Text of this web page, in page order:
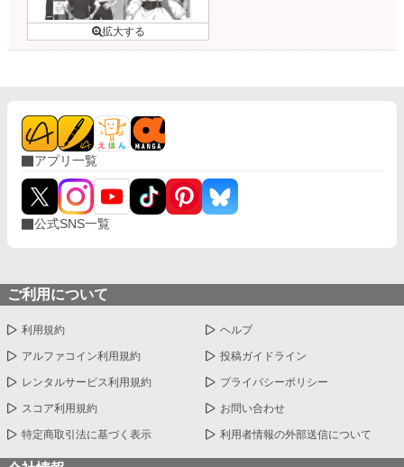
アプリ一覧
公式SNS一覧
ご利用について
利用規約 ヘルプ
アルファコイン利用規約 投稿ガイドライン
レンタルサービス利用規約 プライバシーポリシー
スコア利用規約 お問い合わせ
特定商取引法に基づく表示 利用者情報の外部送信について